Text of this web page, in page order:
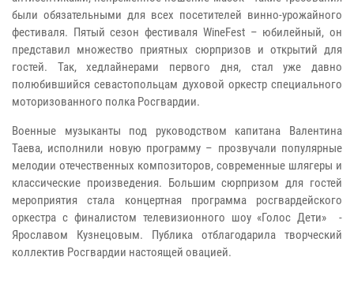
были обязательными для всех посетителей винно-урожайного
фестиваля. Пятый сезон фестиваля WineFest – юбилейный, он
представил множество приятных сюрпризов и открытий для
гостей. Так, хедлайнерами первого дня, стал уже давно
полюбившийся севастопольцам духовой оркестр специального
моторизованного полка Росгвардии.
Военные музыканты под руководством капитана Валентина
Таева, исполнили новую программу – прозвучали популярные
мелодии отечественных композиторов, современные шлягеры и
классические произведения. Большим сюрпризом для гостей
мероприятия стала концертная программа росгвардейского
оркестра с финалистом телевизионного шоу «Голос Дети» -
Ярославом Кузнецовым. Публика отблагодарила творческий
коллектив Росгвардии настоящей овацией.